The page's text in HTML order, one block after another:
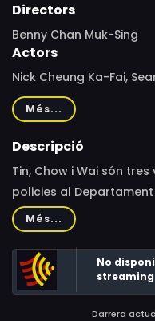
Directors
Benny Chan Muk-Sing
Actors
Nick Cheung Ka-Fai,
Lam Kwok-Bun, Ken Lo
Ting-Yip, Vithaya
Helena Law Lan, Xing
Kwok-Chung, Yau Man-
Chan, Hugo Wong,
Lam, Kenneth Cheung
Kwok-Kit, Chris Collins
Més...
Descripció
Tin, Chow i Wai són
policies al
Immersos en un cas de
tenen l’oportunitat de
Més...
No
streaming
Darrera